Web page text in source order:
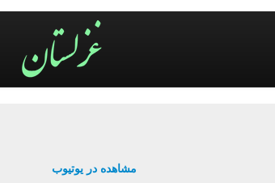
مشاهده در یوتیوب